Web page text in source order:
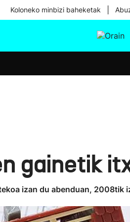
Koloneko minbizi baheketak
gainetik
izan du abenduan, 2008tik